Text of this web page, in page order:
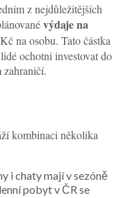
z nejdůležitějších
výdaje na
na osobu. Tato částka
ochotni investovat do
kombinaci několika
i chaty mají v sezóně
pobyt v ČR se